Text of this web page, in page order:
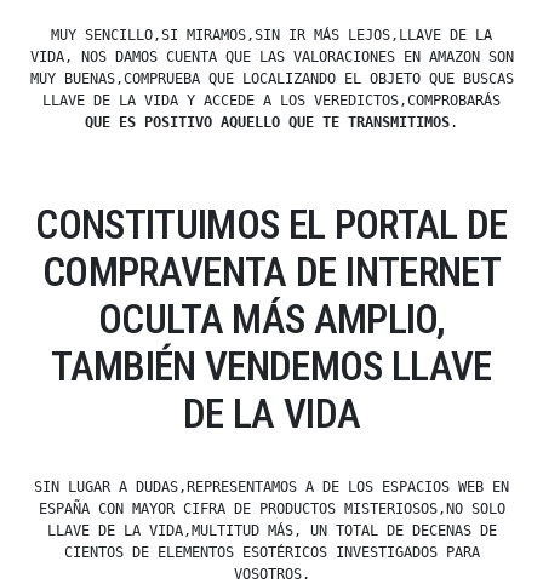
MUY SENCILLO,SI MIRAMOS,SIN IR MÁS LEJOS,LLAVE DE LA
VIDA, NOS DAMOS CUENTA QUE LAS VALORACIONES EN AMAZON SON
MUY BUENAS,COMPRUEBA QUE LOCALIZANDO EL OBJETO QUE BUSCAS
LLAVE DE LA VIDA Y ACCEDE A LOS VEREDICTOS,COMPROBARÁS
QUE ES POSITIVO AQUELLO QUE TE TRANSMITIMOS.
CONSTITUIMOS EL PORTAL DE
COMPRAVENTA DE INTERNET
OCULTA MÁS AMPLIO,
TAMBIÉN VENDEMOS LLAVE
DE LA VIDA
SIN LUGAR A DUDAS,REPRESENTAMOS A DE LOS ESPACIOS WEB EN
ESPAÑA CON MAYOR CIFRA DE PRODUCTOS MISTERIOSOS,NO SOLO
LLAVE DE LA VIDA,MULTITUD MÁS, UN TOTAL DE DECENAS DE
CIENTOS DE ELEMENTOS ESOTÉRICOS INVESTIGADOS PARA
VOSOTROS.